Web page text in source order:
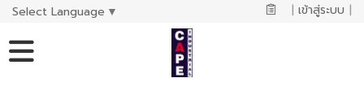
Select Language ▼ | เข้าสู่ระบบ |